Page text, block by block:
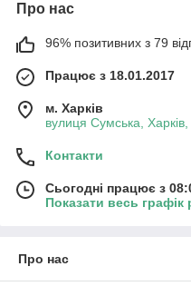
Про нас
96% позитивних з 79
Працює з 18.01.2017
м. Харків
вулиця Сумська, Харків,
Контакти
Сьогодні працює з
Показати весь графік
Про нас